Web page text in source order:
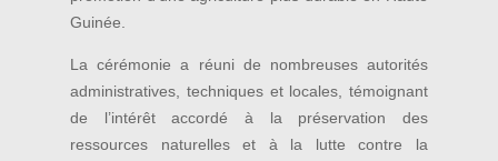
Guinée.
La cérémonie a réuni de nombreuses autorités
administratives, techniques et locales, témoignant
de l’intérêt accordé à la préservation des
ressources naturelles et à la lutte contre la